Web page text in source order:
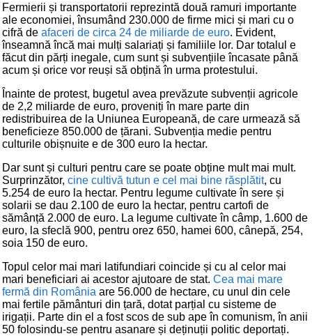
Fermierii și transportatorii reprezintă două ramuri importante
ale economiei, însumând 230.000 de firme mici și mari cu o
cifră de afaceri de circa 24 de miliarde de euro. Evident,
înseamnă încă mai mulți salariați și familiile lor. Dar totalul e
făcut din părți inegale, cum sunt și subvențiile încasate până
acum și orice vor reuși să obțină în urma protestului.
Înainte de protest, bugetul avea prevăzute subvenții agricole
de 2,2 miliarde de euro, proveniți în mare parte din
redistribuirea de la Uniunea Europeană, de care urmează să
beneficieze 850.000 de țărani. Subvenția medie pentru
culturile obișnuite e de 300 euro la hectar.
Dar sunt și culturi pentru care se poate obține mult mai mult.
Surprinzător, cine cultivă tutun e cel mai bine răsplătit, cu
5.254 de euro la hectar. Pentru legume cultivate în sere și
solarii se dau 2.100 de euro la hectar, pentru cartofi de
sămânță 2.000 de euro. La legume cultivate în câmp, 1.600 de
euro, la sfeclă 900, pentru orez 650, hamei 600, cânepă, 254,
soia 150 de euro.
Topul celor mai mari latifundiari coincide și cu al celor mai
mari beneficiari ai acestor ajutoare de stat. Cea mai mare
fermă din România are 56.000 de hectare, cu unul din cele
mai fertile pământuri din țară, dotat parțial cu sisteme de
irigații. Parte din el a fost scos de sub ape în comunism, în anii
50 folosindu-se pentru asanare și deținuții politic deportați.